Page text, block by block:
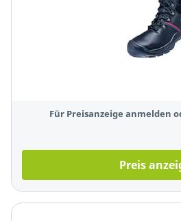
Für Preisanzeige anmelden
Preis